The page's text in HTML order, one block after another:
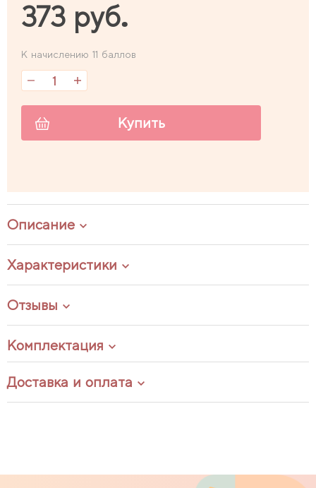
373 руб.
К начислению 11 баллов
Купить
Описание
Характеристики
Отзывы
Комплектация
Доставка и оплата